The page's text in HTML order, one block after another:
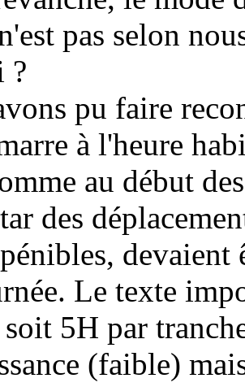
pas selon
?
pu faire
à l'heure
au début
des
devaient
Le texte
5H par
(faible)